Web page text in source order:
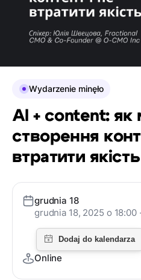
Wydarzenie minęło
AI + content: як
створення
втратити якість
grudnia 18
grudnia 18, 2025 o 18:00
Online